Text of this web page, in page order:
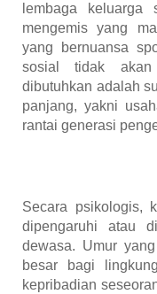
lembaga keluarga
mengemis yang
yang bernuansa
sosial tidak
dibutuhkan adalah
panjang, yakni
rantai generasi
Secara psikologis,
dipengaruhi atau
dewasa. Umur
besar bagi
kepribadian